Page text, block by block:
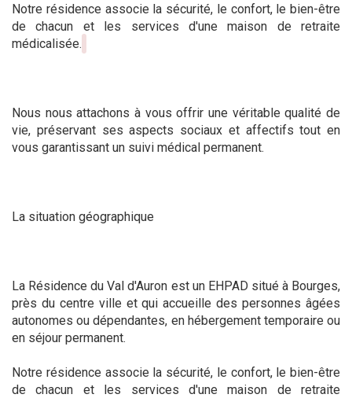
Notre résidence associe la sécurité, le confort, le bien-être
de chacun et les services d'une maison de retraite
médicalisée.
Nous nous attachons à vous offrir une véritable qualité de
vie, préservant ses aspects sociaux et affectifs tout en
vous garantissant un suivi médical permanent.
La situation géographique
La Résidence du Val d'Auron est un EHPAD situé à Bourges,
près du centre ville et qui accueille des personnes âgées
autonomes ou dépendantes, en hébergement temporaire ou
en séjour permanent.
Notre résidence associe la sécurité, le confort, le bien-être
de chacun et les services d'une maison de retraite